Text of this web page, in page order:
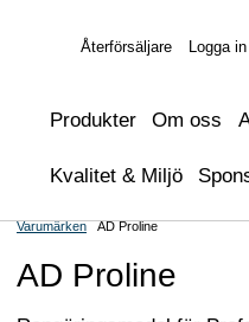
Logga in
Återförsäljare
Produkter Om oss
Kvalitet & Miljö
Varumärken AD Proline
AD Proline